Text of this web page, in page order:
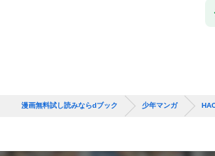
漫画無料試し読みならdブック 少年マンガ